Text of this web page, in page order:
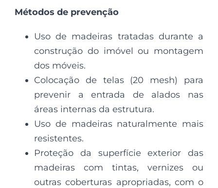
Métodos de prevenção
Uso de madeiras tratadas durante a
construção do imóvel ou montagem
dos móveis.
Colocação de telas (20 mesh) para
prevenir a entrada de alados nas
áreas internas da estrutura.
Uso de madeiras naturalmente mais
resistentes.
Proteção da superfície exterior das
madeiras com tintas, vernizes ou
outras coberturas apropriadas, com o